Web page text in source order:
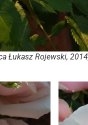
Łukasz Rojewski,